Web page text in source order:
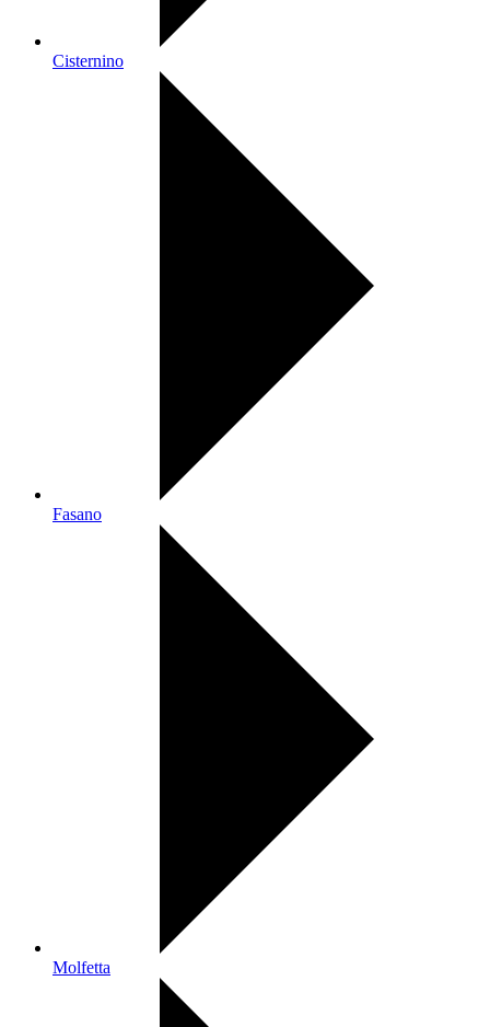
Cisternino
Fasano
Molfetta